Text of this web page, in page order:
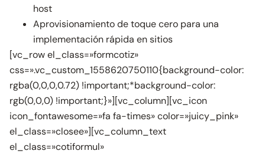
host
Aprovisionamiento de toque cero para una
implementación rápida en sitios
[vc_row el_class=»formcotiz»
css=».vc_custom_1558620750110{background-color:
rgba(0,0,0,0.72) !important;*background-color:
rgb(0,0,0) !important;}»][vc_column][vc_icon
icon_fontawesome=»fa fa-times» color=»juicy_pink»
el_class=»closee»][vc_column_text
el_class=»cotiformul»